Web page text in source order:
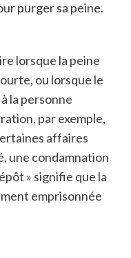
purger sa peine.
lorsque la peine
ou lorsque le
la personne
par exemple,
affaires
une condamnation
» signifie que la
emprisonnée